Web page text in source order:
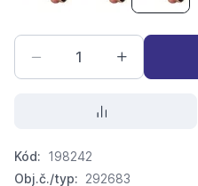
Kód: 198242
Obj.č./typ: 292683